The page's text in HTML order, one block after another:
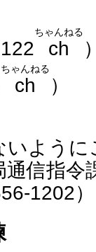
ch
ちゃんねる
ch
ちゃんねる
）
ように
通信指
1202）